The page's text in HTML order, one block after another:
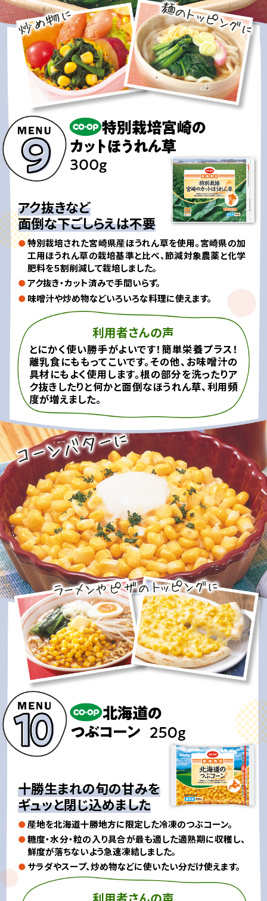
アク抜きなど
面倒な下ごしらえは不要
特別栽培された宮崎県産ほうれん草を使用。宮崎県の加
工用ほうれん草の栽培基準と比べ、節減対象農薬と化学
肥料を５割削減して栽培しました。
アク抜き・カット済みで手間いらず。
味噌汁や炒め物などいろいろな料理に使えます。
利用者さんの声
とにかく使い勝手がよいです！簡単栄養プラス！
離乳食にももってこいです。その他、お味噌汁の
具材にもよく使用します。根の部分を洗ったりア
ク抜きしたりと何かと面倒なほうれん草、利用頻
度が増えました。
十勝生まれの旬の甘みを
ギュッと閉じ込めました
産地を北海道十勝地方に限定した冷凍のつぶコーン。
糖度・水分・粒の入り具合が最も適した適熟期に収穫し、
鮮度が落ちないよう急速凍結しました。
サラダやスープ、炒め物などに使いたい分だけ使えます。